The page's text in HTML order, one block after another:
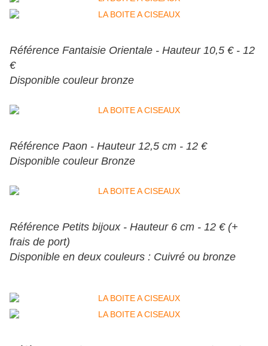
Référence Fantaisie Orientale - Hauteur 10,5 € - 12
€
Disponible couleur bronze
Référence Paon - Hauteur 12,5 cm - 12 €
Disponible couleur Bronze
Référence Petits bijoux - Hauteur 6 cm - 12 € (+
frais de port)
Disponible en deux couleurs : Cuivré ou bronze